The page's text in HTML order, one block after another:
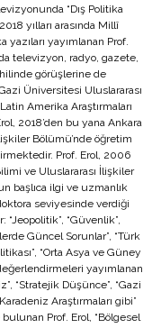
“Dış Politika
yılları arasında Millî
yazıları yayımlanan Prof.
televizyon, radyo, gazete,
görüşlerine de
Üniversitesi Uluslararası
Amerika Araştırmaları
2018’den bu yana Ankara
Bölümü’nde öğretim
Prof. Erol, 2006
ve Uluslararası İlişkiler
başlıca ilgi ve uzmanlık
seviyesinde verdiği
“Jeopolitik”, “Güvenlik”,
Güncel Sorunlar”, “Türk
“Orta Asya ve Güney
yayımlanan
“Stratejik Düşünce”, “Gazi
Araştırmaları gibi”
Prof. Erol, “Bölgesel